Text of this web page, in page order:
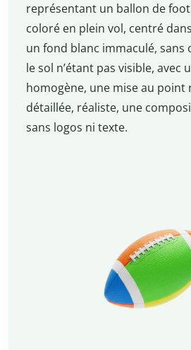
représentant un ballon de
coloré en plein vol, centré
un fond blanc immaculé, sans
le sol n’étant pas visible, avec
homogène, une mise au point
détaillée, réaliste, une
sans logos ni texte.